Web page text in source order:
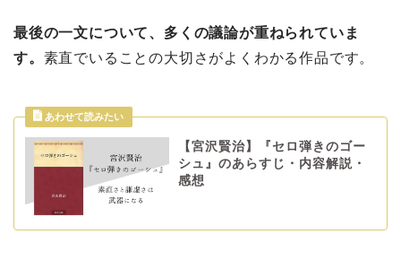
最後の一文について、多くの議論が重ねられていま
す。 素直でいることの大切さがよくわかる作品です。
【宮沢賢治】『セロ弾きのゴー
シュ』のあらすじ・内容解説・
感想